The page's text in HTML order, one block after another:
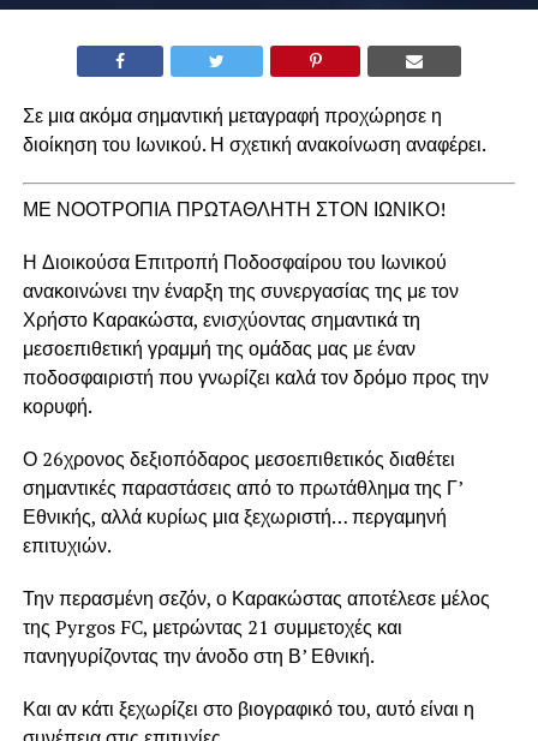
Σε μια ακόμα σημαντική μεταγραφή προχώρησε η
διοίκηση του Ιωνικού. Η σχετική ανακοίνωση αναφέρει.
ΜΕ ΝΟΟΤΡΟΠΙΑ ΠΡΩΤΑΘΛΗΤΗ ΣΤΟΝ ΙΩΝΙΚΟ!
Η Διοικούσα Επιτροπή Ποδοσφαίρου του Ιωνικού
ανακοινώνει την έναρξη της συνεργασίας της με τον
Χρήστο Καρακώστα, ενισχύοντας σημαντικά τη
μεσοεπιθετική γραμμή της ομάδας μας με έναν
ποδοσφαιριστή που γνωρίζει καλά τον δρόμο προς την
κορυφή.
Ο 26χρονος δεξιοπόδαρος μεσοεπιθετικός διαθέτει
σημαντικές παραστάσεις από το πρωτάθλημα της Γ’
Εθνικής, αλλά κυρίως μια ξεχωριστή… περγαμηνή
επιτυχιών.
Την περασμένη σεζόν, ο Καρακώστας αποτέλεσε μέλος
της Pyrgos FC, μετρώντας 21 συμμετοχές και
πανηγυρίζοντας την άνοδο στη Β’ Εθνική.
Και αν κάτι ξεχωρίζει στο βιογραφικό του, αυτό είναι η